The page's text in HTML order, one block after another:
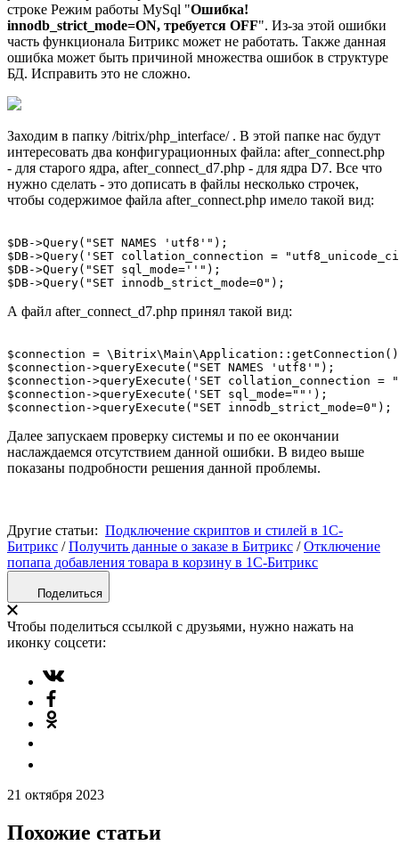
строке Режим работы MySql "Ошибка!
innodb_strict_mode=ON, требуется OFF". Из-за этой ошибки
часть функционала Битрикс может не работать. Также данная
ошибка может быть причиной множества ошибок в структуре
БД. Исправить это не сложно.
Заходим в папку /bitrix/php_interface/ . В этой папке нас будут
интересовать два конфигурационных файла: after_connect.php
- для старого ядра, after_connect_d7.php - для ядра D7. Все что
нужно сделать - это дописать в файлы несколько строчек,
чтобы содержимое файла after_connect.php имело такой вид:
$DB->Query("SET NAMES 'utf8'");
$DB->Query('SET collation_connection =
$DB->Query("SET sql_mode=''");
А файл after_connect_d7.php принял такой вид:
$connection =
$connection->queryExecute("SET NAMES 'utf8'");
$connection->queryExecute('SET collation_connection
$connection->queryExecute('SET sql_mode=""');
Далее запускаем проверку системы и по ее окончании
наслаждаемся отсутствием данной ошибки. В видео выше
показаны подробности решения данной проблемы.
Другие статьи: Подключение скриптов и стилей в 1С-
Битрикс /Получить данные о заказе в Битрикс /Отключение
попапа добавления товара в корзину в 1С-Битрикс
Поделиться
Чтобы поделиться ссылкой с друзьями, нужно нажать на
иконку соцсети:
21 октября 2023
Похожие статьи